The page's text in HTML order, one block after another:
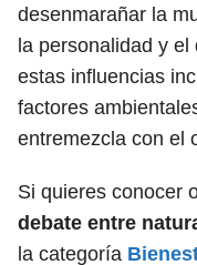
desenmarañar la
la personalidad y
estas influencias
factores
entremezcla con el
Si quieres conocer
debate entre
la categoría